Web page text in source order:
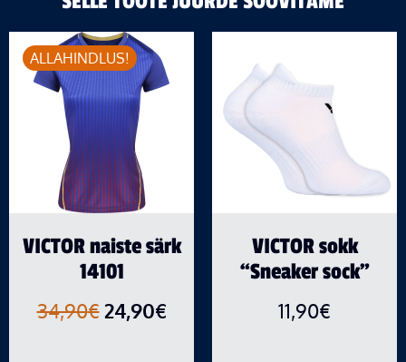
ALLAHINDLUS!
VICTOR naiste särk
14101
34,90€24,90€
VICTOR sokk
“Sneaker sock”
11,90€